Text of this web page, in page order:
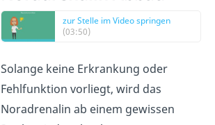
zur Stelle im Video springen
(03:50)
Solange keine Erkrankung oder
Fehlfunktion vorliegt, wird das
Noradrenalin ab einem gewissen